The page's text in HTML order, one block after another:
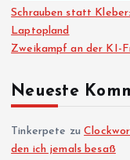
Schrauben statt
Laptopland
Zweikampf an der KI-
Neueste
Tinkerpete zu
den ich jemals besaß